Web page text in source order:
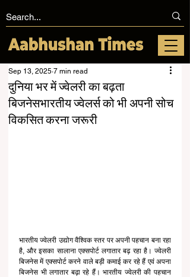
दुनिया भर में ज्वेलरी का बढ़ता
बिजनेसभारतीय ज्वेलर्स को भी अपनी सोच
विकसित करना जरूरी
Sep 13, 2025 7 min read
भारतीय ज्वेलरी उद्योग वैश्विक स्तर पर अपनी पहचान बना रहा
है, और इसका सालाना एक्सपोर्ट लगातार बढ़ रहा है। ज्वेलरी
बिजनेस में एक्सपोर्ट करने वाले बड़ी कमाई कर रहे हैं एवं अपना
बिजनेस भी लगातार बढ़ा रहे हैं। भारतीय ज्वेलरी की पहचान